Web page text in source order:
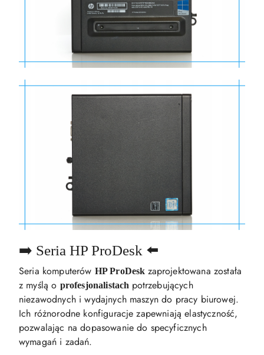
➡️ Seria HP ProDesk ⬅️
Seria komputerów HP ProDesk zaprojektowana została
z myślą o profesjonalistach potrzebujących
niezawodnych i wydajnych maszyn do pracy biurowej.
Ich różnorodne konfiguracje zapewniają elastyczność,
pozwalając na dopasowanie do specyficznych
wymagań i zadań.